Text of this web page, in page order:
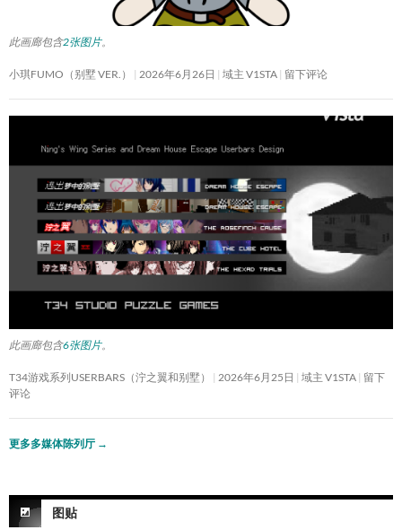
此画廊包含2张图片。
小琪FUMO（别墅 VER.） 2026年6月26日 域主 V1STA 留下评论
此画廊包含6张图片。
T34游戏系列USERBARS（泞之翼和别墅） 2026年6月25日 域主 V1STA 留下
评论
更多多媒体陈列厅 →
图贴